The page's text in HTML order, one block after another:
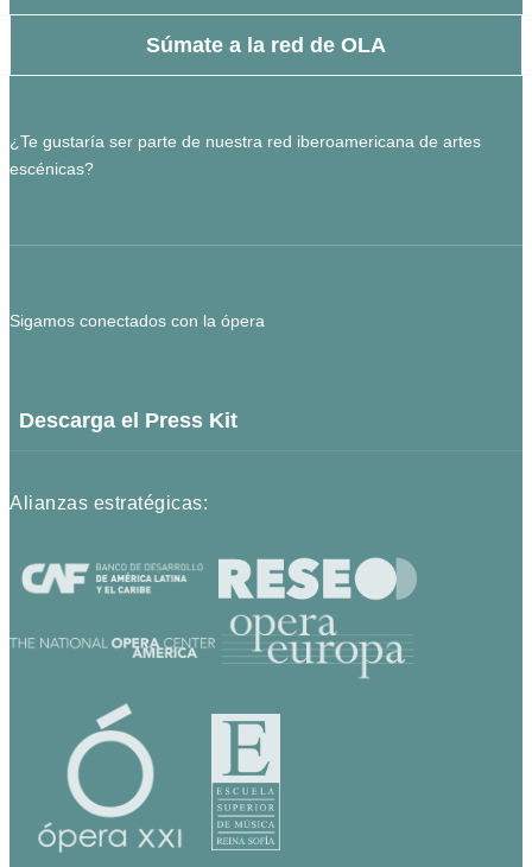
Súmate a la red de OLA
¿Te gustaría ser parte de nuestra red iberoamericana de artes
escénicas?
Sigamos conectados con la ópera
Descarga el Press Kit
Alianzas estratégicas: